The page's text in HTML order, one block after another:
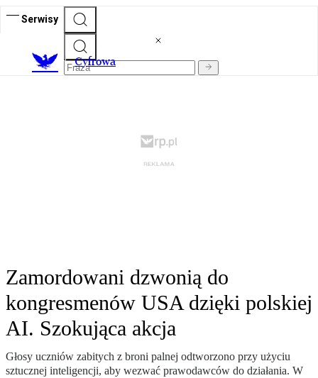
Serwisy
Cyfrowa
Zamordowani dzwonią do
kongresmenów USA dzięki polskiej
AI. Szokująca akcja
Głosy uczniów zabitych z broni palnej odtworzono przy użyciu
sztucznej inteligencji, aby wezwać prawodawców do działania. W